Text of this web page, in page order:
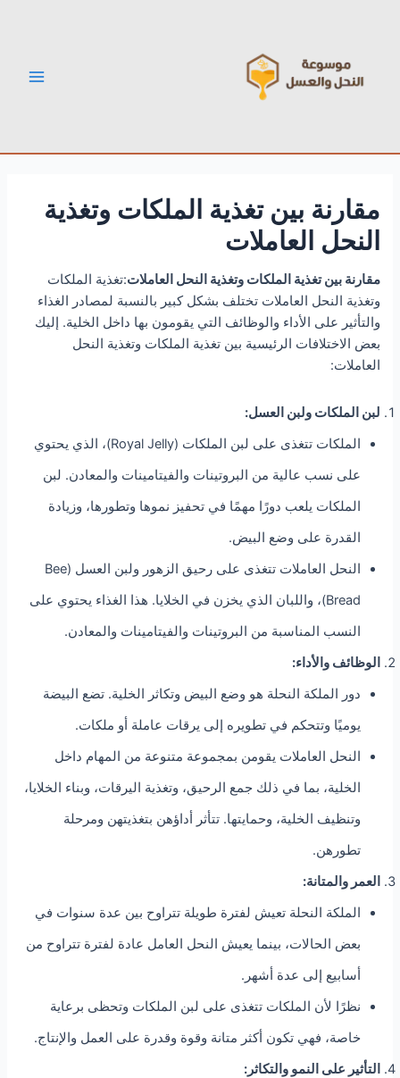
مقارنة بين تغذية الملكات وتغذية
النحل العاملات
مقارنة بين تغذية الملكات وتغذية النحل العاملات:تغذية الملكات
وتغذية النحل العاملات تختلف بشكل كبير بالنسبة لمصادر الغذاء
والتأثير على الأداء والوظائف التي يقومون بها داخل الخلية. إليك
بعض الاختلافات الرئيسية بين تغذية الملكات وتغذية النحل
العاملات:
لبن الملكات ولبن العسل:
الملكات تتغذى على لبن الملكات (Royal Jelly)، الذي يحتوي
على نسب عالية من البروتينات والفيتامينات والمعادن. لبن
الملكات يلعب دورًا مهمًا في تحفيز نموها وتطورها، وزيادة
القدرة على وضع البيض.
النحل العاملات تتغذى على رحيق الزهور ولبن العسل (Bee
Bread)، واللبان الذي يخزن في الخلايا. هذا الغذاء يحتوي على
النسب المناسبة من البروتينات والفيتامينات والمعادن.
الوظائف والأداء:
دور الملكة النحلة هو وضع البيض وتكاثر الخلية. تضع البيضة
يوميًا وتتحكم في تطويره إلى يرقات عاملة أو ملكات.
النحل العاملات يقومن بمجموعة متنوعة من المهام داخل
الخلية، بما في ذلك جمع الرحيق، وتغذية اليرقات، وبناء الخلايا،
وتنظيف الخلية، وحمايتها. تتأثر أداؤهن بتغذيتهن ومرحلة
تطورهن.
العمر والمتانة:
الملكة النحلة تعيش لفترة طويلة تتراوح بين عدة سنوات في
بعض الحالات، بينما يعيش النحل العامل عادة لفترة تتراوح من
أسابيع إلى عدة أشهر.
نظرًا لأن الملكات تتغذى على لبن الملكات وتحظى برعاية
خاصة، فهي تكون أكثر متانة وقوة وقدرة على العمل والإنتاج.
التأثير على النمو والتكاثر: